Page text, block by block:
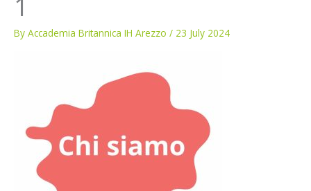
By Accademia Britannica IH Arezzo / 23 July 2024